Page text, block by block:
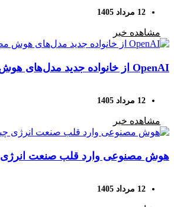
12 مرداد 1405
مشاهده خبر
OpenAI از خانواده جدید مدل‌های هوش مصنوعی «Astra» رونمایی کرد؛ حل ۱۰ مسئله دشوار ریاضی با هوش مصنوعی
12 مرداد 1405
مشاهده خبر
هوش مصنوعی وارد قلب صنعت
12 مرداد 1405